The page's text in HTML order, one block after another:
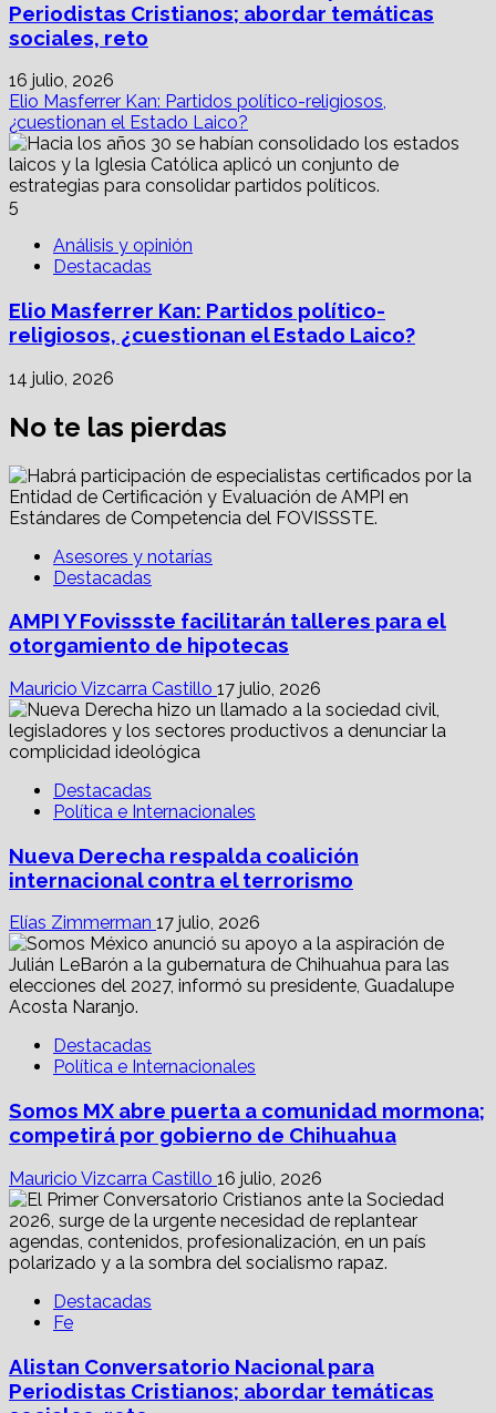
Periodistas Cristianos; abordar temáticas
sociales, reto
16 julio, 2026
Elio Masferrer Kan: Partidos político-religiosos,
¿cuestionan el Estado Laico?
5
Análisis y opinión
Destacadas
Elio Masferrer Kan: Partidos político-
religiosos, ¿cuestionan el Estado Laico?
14 julio, 2026
No te las pierdas
Asesores y notarías
Destacadas
AMPI Y Fovissste facilitarán talleres para el
otorgamiento de hipotecas
Mauricio Vizcarra Castillo 17 julio, 2026
Destacadas
Política e Internacionales
Nueva Derecha respalda coalición
internacional contra el terrorismo
Elías Zimmerman 17 julio, 2026
Destacadas
Política e Internacionales
Somos MX abre puerta a comunidad mormona;
competirá por gobierno de Chihuahua
Mauricio Vizcarra Castillo 16 julio, 2026
Destacadas
Fe
Alistan Conversatorio Nacional para
Periodistas Cristianos; abordar temáticas